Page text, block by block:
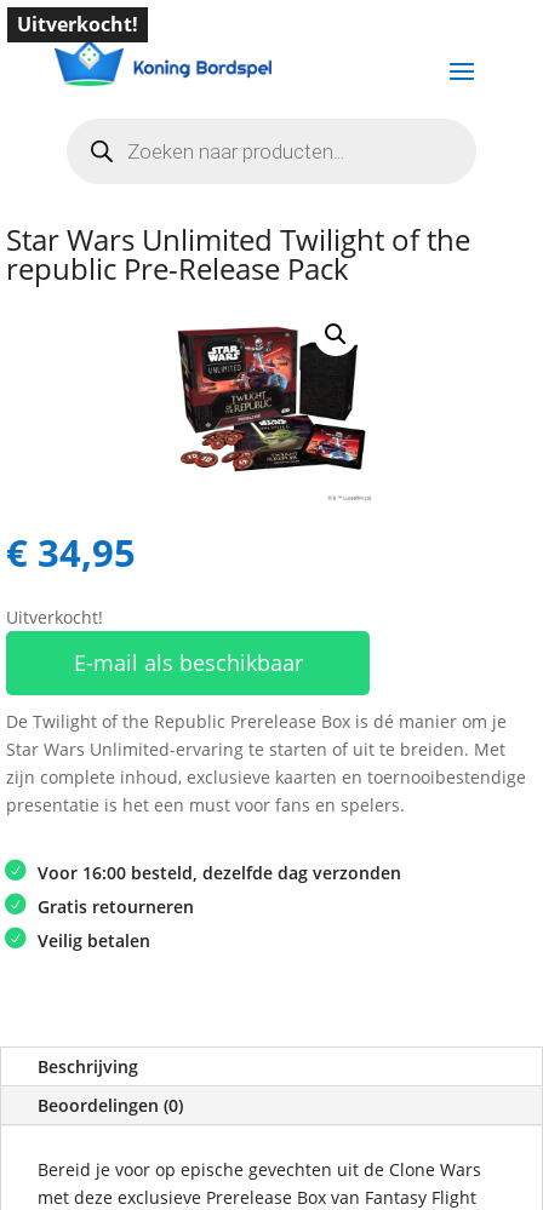
zoeken
Uitverkocht!
Star Wars Unlimited Twilight of the
republic Pre-Release Pack
€ 34,95
Uitverkocht!
E-mail als beschikbaar
De Twilight of the Republic Prerelease Box is dé manier om je
Star Wars Unlimited-ervaring te starten of uit te breiden. Met
zijn complete inhoud, exclusieve kaarten en toernooibestendige
presentatie is het een must voor fans en spelers.
Voor 16:00 besteld, dezelfde dag verzonden
Gratis retourneren
Veilig betalen
Beschrijving
Beoordelingen (0)
Bereid je voor op epische gevechten uit de Clone Wars
met deze exclusieve Prerelease Box van Fantasy Flight